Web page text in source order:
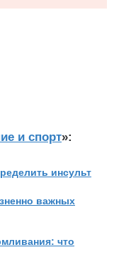
и спорт»:
инсульт
важных
что